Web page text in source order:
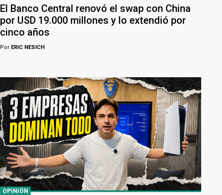
El Banco Central renovó el swap con China
por USD 19.000 millones y lo extendió por
cinco años
Por ERIC NESICH
OPINIÓN